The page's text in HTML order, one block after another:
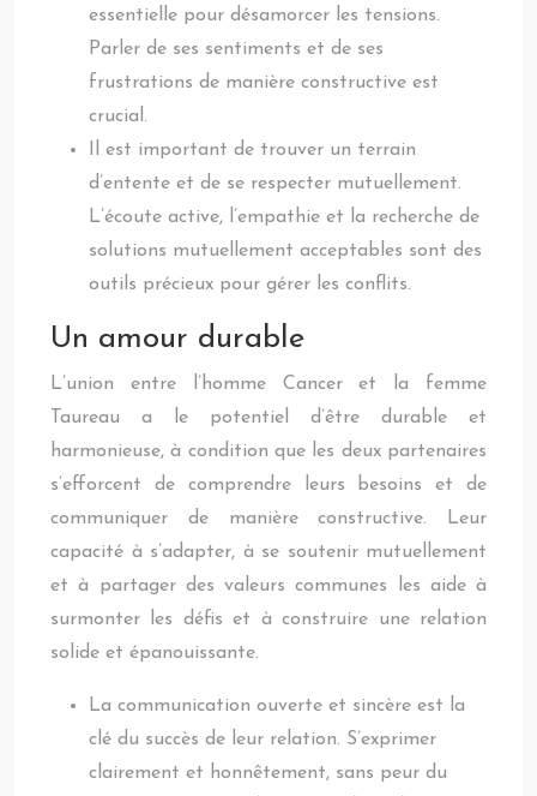
essentielle pour désamorcer les tensions.
Parler de ses sentiments et de ses
frustrations de manière constructive est
crucial.
Il est important de trouver un terrain
d’entente et de se respecter mutuellement.
L’écoute active, l’empathie et la recherche de
solutions mutuellement acceptables sont des
outils précieux pour gérer les conflits.
Un amour durable
L’union entre l’homme Cancer et la femme
Taureau a le potentiel d’être durable et
harmonieuse, à condition que les deux partenaires
s’efforcent de comprendre leurs besoins et de
communiquer de manière constructive. Leur
capacité à s’adapter, à se soutenir mutuellement
et à partager des valeurs communes les aide à
surmonter les défis et à construire une relation
solide et épanouissante.
La communication ouverte et sincère est la
clé du succès de leur relation. S’exprimer
clairement et honnêtement, sans peur du